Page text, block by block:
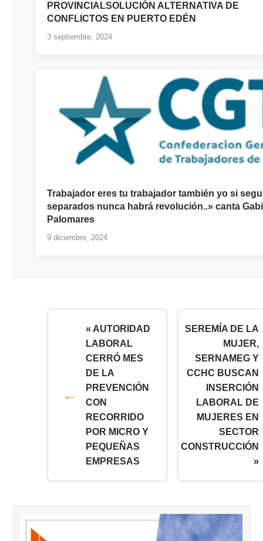
PROVINCIALSOLUCIÓN ALTERNATIVA DE
CONFLICTOS EN PUERTO EDÉN
3 septiembre, 2024
Trabajador eres tu trabajador también yo si
separados nunca habrá revolución..» canta
Palomares
9 diciembre, 2024
« AUTORIDAD
LABORAL
CERRÓ MES
DE LA
PREVENCIÓN
CON
RECORRIDO
POR MICRO Y
PEQUEÑAS
EMPRESAS
SEREMÍA DE LA
MUJER,
SERNAMEG Y
CCHC BUSCAN
INSERCIÓN
LABORAL DE
MUJERES EN
SECTOR
CONSTRUCCIÓN
»